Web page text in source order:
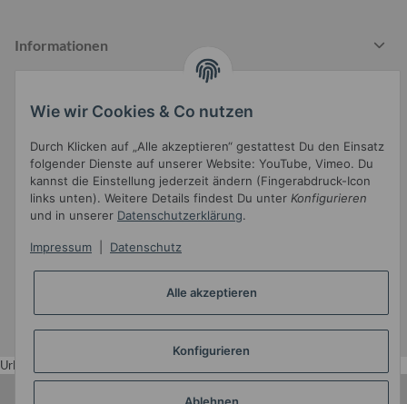
Informationen
* Alle Preise inkl. gesetzlicher USt.
Wie wir Cookies & Co nutzen
Durch Klicken auf „Alle akzeptieren“ gestattest Du den Einsatz
folgender Dienste auf unserer Website: YouTube, Vimeo. Du
kannst die Einstellung jederzeit ändern (Fingerabdruck-Icon
links unten). Weitere Details findest Du unter Konfigurieren
und in unserer Datenschutzerklärung.
Impressum Datenschutz
Alle akzeptieren
Konfigurieren
Urlaub